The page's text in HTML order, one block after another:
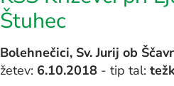
Štuhec
Bolehnečici, Sv. Jurij ob
žetev: 6.10.2018 - tip tal: